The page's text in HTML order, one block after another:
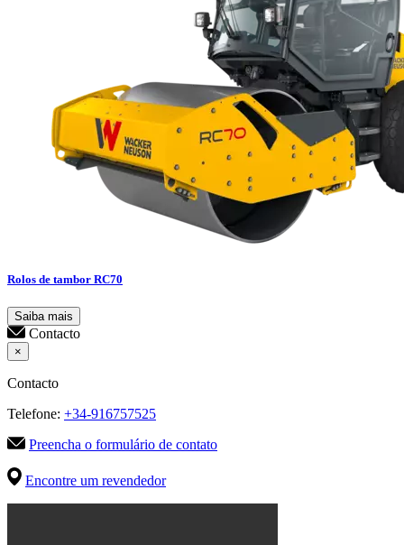
Rolos de tambor RC70
Saiba mais
Contacto
×
Contacto
Telefone: +34-916757525
Preencha o formulário de contato
Encontre um revendedor